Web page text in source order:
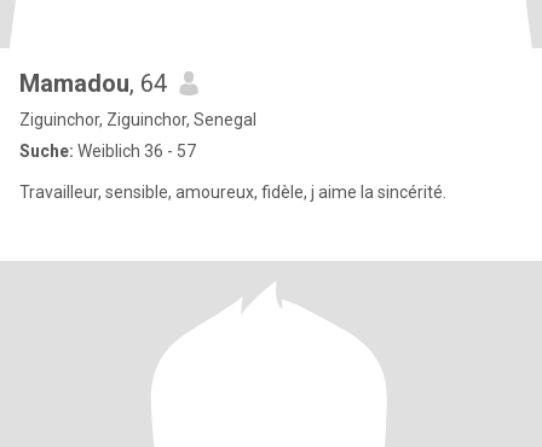
Mamadou, 64
Ziguinchor, Ziguinchor, Senegal
Suche: Weiblich 36 - 57
Travailleur, sensible, amoureux, fidèle, j aime la sincérité.